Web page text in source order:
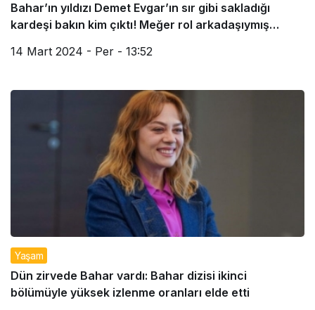
Bahar’ın yıldızı Demet Evgar’ın sır gibi sakladığı
kardeşi bakın kim çıktı! Meğer rol arkadaşıymış…
14 Mart 2024 - Per - 13:52
Yaşam
Dün zirvede Bahar vardı: Bahar dizisi ikinci
bölümüyle yüksek izlenme oranları elde etti